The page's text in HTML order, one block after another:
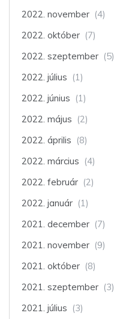
2022. november (4)
2022. október (7)
2022. szeptember (5)
2022. július (1)
2022. június (1)
2022. május (2)
2022. április (8)
2022. március (4)
2022. február (2)
2022. január (1)
2021. december (7)
2021. november (9)
2021. október (8)
2021. szeptember (3)
2021. július (3)